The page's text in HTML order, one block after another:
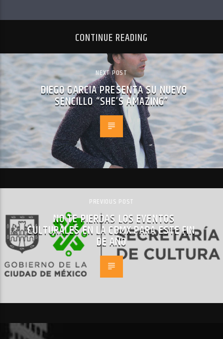
CONTINUE READING
NEXT POST
DIEGO GARCIA PRESENTA SU NUEVO
SENCILLO “SHE’S AMAZING”
PREVIOUS POST
NO TE PIERDAS LOS EVENTOS
CULTURALES EN LA CDMX PARA ESTE FIN
DE AÑO